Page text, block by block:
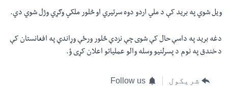
ويل شوي په بريد کې د ملي اردو دوه سرتيري او څلور ملکي وګړي وژل شوي دي.
دغه بريد په داسې حال کې شوی چې نزدې څلور ورځې وړاندې په افغانستان کې
د خندق په نوم د پسرلنيو وسله والو عملیاتو اعلان کړی ؤ.
شریکول Follow us